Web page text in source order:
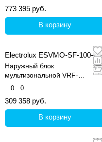
773 395 руб.
В корзину
Electrolux ESVMO-SF-100-H
Наружный блок
мультизональной VRF-
системы, серия Step Free
0 0
309 358 руб.
В корзину